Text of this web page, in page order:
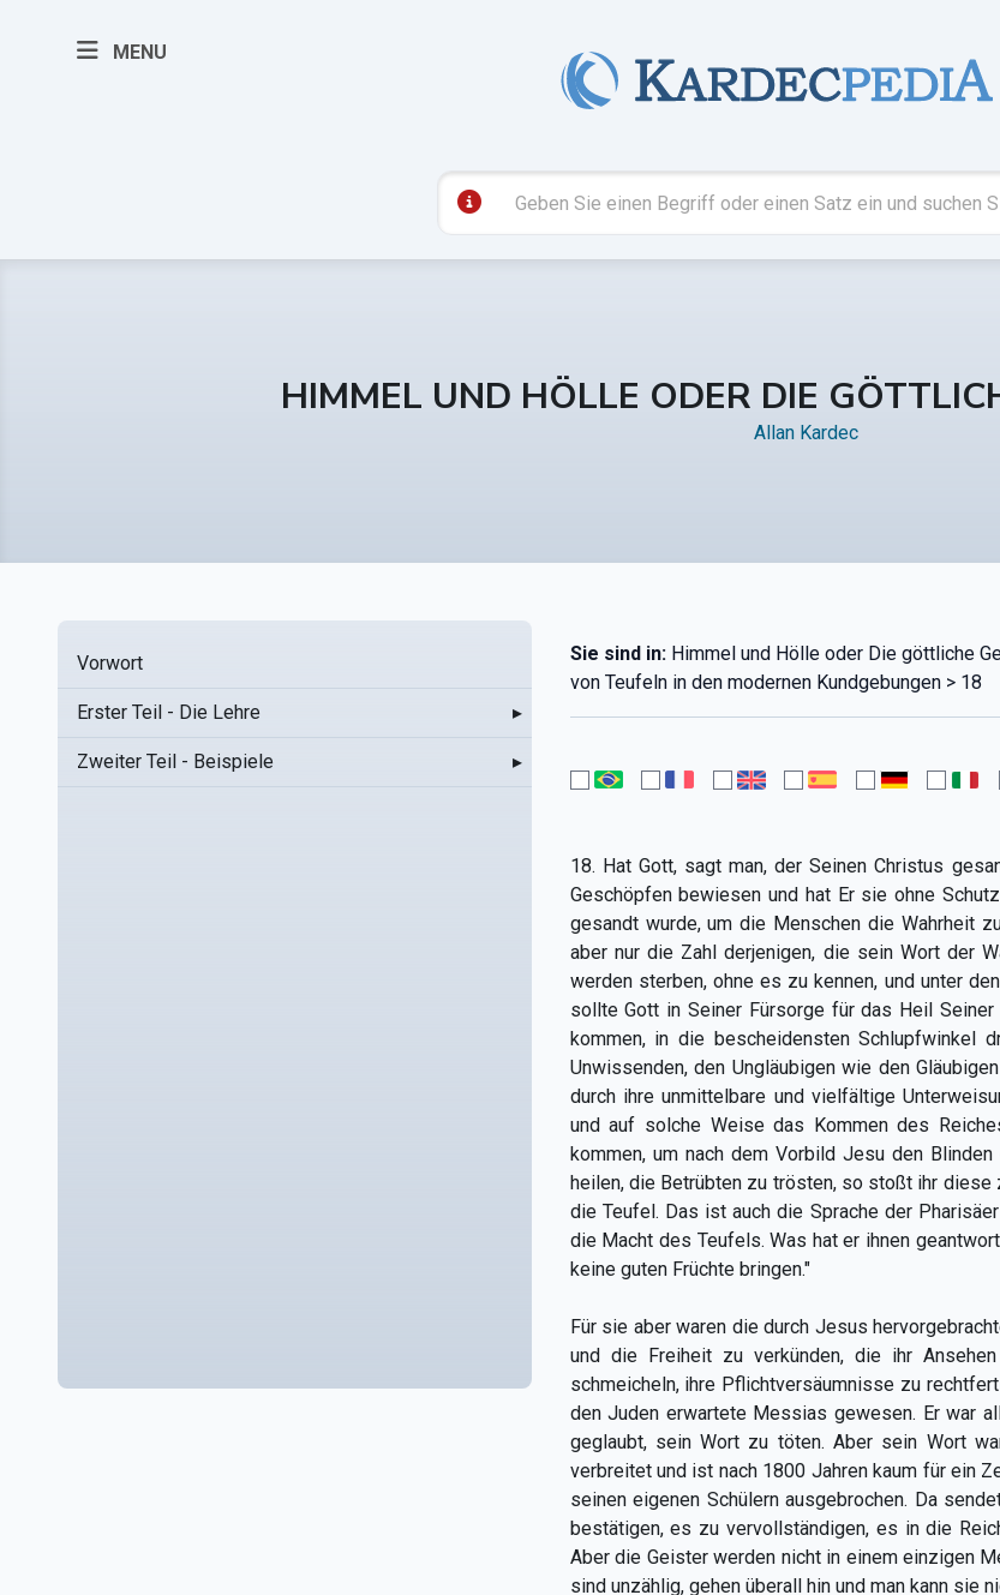
MENU
HIMMEL UND HÖLLE ODER DIE
Allan Kardec
Vorwort
Erster Teil - Die Lehre ▸
Zweiter Teil - Beispiele ▸
Sie sind in:Himmel und Hölle oder Die göttliche
von Teufeln in den modernen Kundgebungen > 18
18. Hat Gott, sagt man, der Seinen Christus
Geschöpfen bewiesen und hat Er sie ohne
gesandt wurde, um die Menschen die Wahrheit
aber nur die Zahl derjenigen, die sein Wort der
werden sterben, ohne es zu kennen, und unter
sollte Gott in Seiner Fürsorge für das Heil
kommen, in die bescheidensten Schlupfwinkel
Unwissenden, den Ungläubigen wie den
durch ihre unmittelbare und vielfältige
und auf solche Weise das Kommen des
kommen, um nach dem Vorbild Jesu den
heilen, die Betrübten zu trösten, so stoßt ihr
die Teufel. Das ist auch die Sprache der
die Macht des Teufels. Was hat er ihnen
keine guten Früchte bringen."
Für sie aber waren die durch Jesus
und die Freiheit zu verkünden, die ihr
schmeicheln, ihre Pflichtversäumnisse zu
den Juden erwartete Messias gewesen. Er war
geglaubt, sein Wort zu töten. Aber sein Wort
verbreitet und ist nach 1800 Jahren kaum für ein
seinen eigenen Schülern ausgebrochen. Da
bestätigen, es zu vervollständigen, es in die
Aber die Geister werden nicht in einem einzigen
sind unzählig, gehen überall hin und man kann